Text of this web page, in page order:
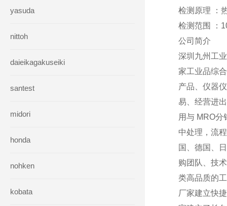
yasuda
nittoh
daieikagakuseiki
santest
midori
honda
nohken
kobata
检测原理 ：
检测范围 ：
公司简介
深圳九州工
家工业品综
产品、仪器
易、经营进
用与 MRO分
中处理，流
国、德国、
购团队、技
类高品质的
厂家建立快